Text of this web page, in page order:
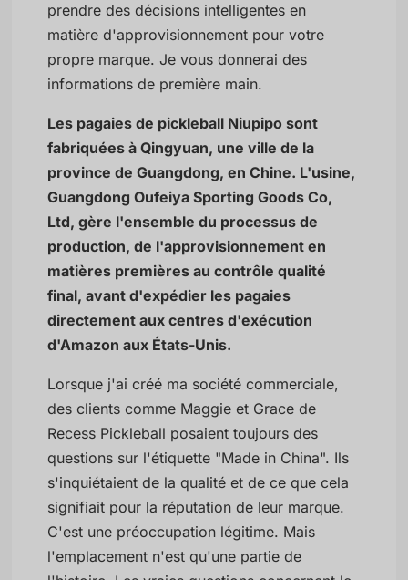
prendre des décisions intelligentes en
matière d'approvisionnement pour votre
propre marque. Je vous donnerai des
informations de première main.
Les pagaies de pickleball Niupipo sont
fabriquées à Qingyuan, une ville de la
province de Guangdong, en Chine. L'usine,
Guangdong Oufeiya Sporting Goods Co,
Ltd, gère l'ensemble du processus de
production, de l'approvisionnement en
matières premières au contrôle qualité
final, avant d'expédier les pagaies
directement aux centres d'exécution
d'Amazon aux États-Unis.
Lorsque j'ai créé ma société commerciale,
des clients comme Maggie et Grace de
Recess Pickleball posaient toujours des
questions sur l'étiquette "Made in China". Ils
s'inquiétaient de la qualité et de ce que cela
signifiait pour la réputation de leur marque.
C'est une préoccupation légitime. Mais
l'emplacement n'est qu'une partie de